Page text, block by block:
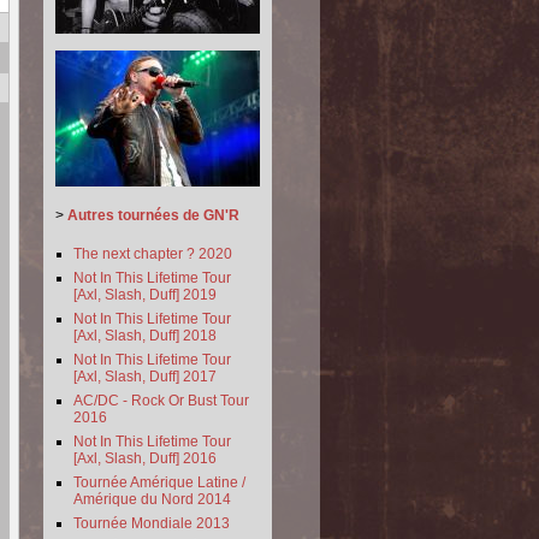
> Autres tournées de GN'R
The next chapter ? 2020
Not In This Lifetime Tour
[Axl, Slash, Duff] 2019
Not In This Lifetime Tour
[Axl, Slash, Duff] 2018
Not In This Lifetime Tour
[Axl, Slash, Duff] 2017
AC/DC - Rock Or Bust Tour
2016
Not In This Lifetime Tour
[Axl, Slash, Duff] 2016
Tournée Amérique Latine /
Amérique du Nord 2014
Tournée Mondiale 2013